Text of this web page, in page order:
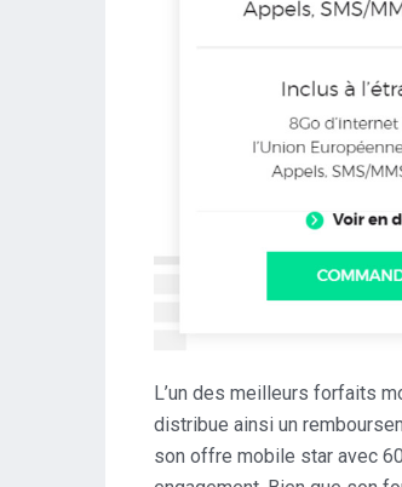
L’un des meilleurs forfaits
distribue ainsi un
son offre mobile star avec